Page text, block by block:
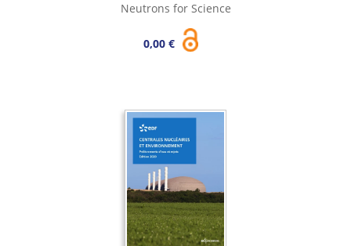
Neutrons for Science
0,00 €